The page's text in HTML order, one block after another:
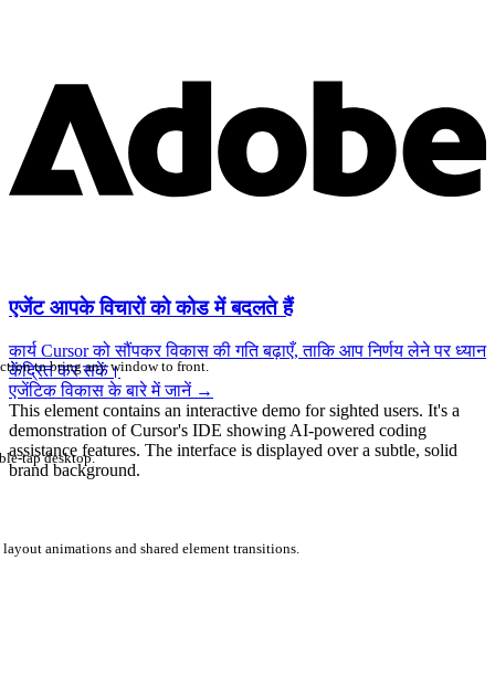
एजेंट आपके विचारों को कोड में बदलते हैं
कार्य Cursor को सौंपकर विकास की गति बढ़ाएँ, ताकि आप निर्णय लेने पर ध्यान
केंद्रित कर सकें।
एजेंटिक विकास के बारे में जानें→
This element contains an interactive demo for sighted users. It's a
demonstration of Cursor's IDE showing AI-powered coding
assistance features. The interface is displayed over a subtle, solid
brand background.
to bring any window to front.
tap desktop.
animations and shared element transitions.